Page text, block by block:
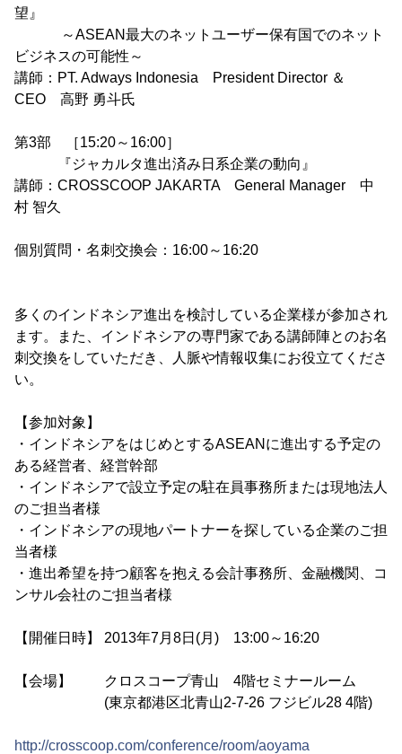
望』
～ASEAN最大のネットユーザー保有国でのネット
ビジネスの可能性～
講師：PT. Adways Indonesia President Director ＆
CEO 高野 勇斗氏
第3部 ［15:20～16:00］
『ジャカルタ進出済み日系企業の動向』
講師：CROSSCOOP JAKARTA General Manager 中
村 智久
個別質問・名刺交換会：16:00～16:20
多くのインドネシア進出を検討している企業様が参加され
ます。また、インドネシアの専門家である講師陣とのお名
刺交換をしていただき、人脈や情報収集にお役立てくださ
い。
【参加対象】
・インドネシアをはじめとするASEANに進出する予定の
ある経営者、経営幹部
・インドネシアで設立予定の駐在員事務所または現地法人
のご担当者様
・インドネシアの現地パートナーを探している企業のご担
当者様
・進出希望を持つ顧客を抱える会計事務所、金融機関、コ
ンサル会社のご担当者様
【開催日時】 2013年7月8日(月) 13:00～16:20
【会場】 クロスコープ青山 4階セミナールーム
(東京都港区北青山2-7-26 フジビル28 4階)
http://crosscoop.com/conference/room/aoyama